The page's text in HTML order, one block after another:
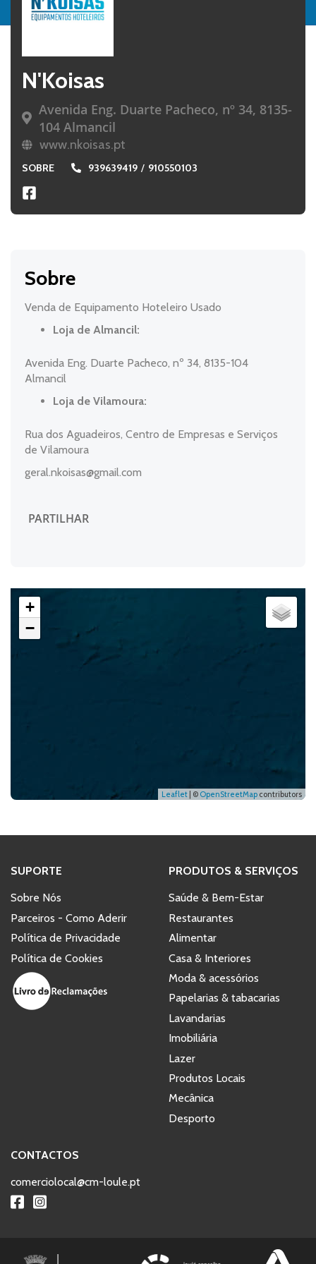
N'Koisas
Avenida Eng. Duarte Pacheco, nº 34, 8135-
104 Almancil
www.nkoisas.pt
SOBRE 939639419 / 910550103
Sobre
Venda de Equipamento Hoteleiro Usado
Loja de Almancil:
Avenida Eng. Duarte Pacheco, nº 34, 8135-104
Almancil
Loja de Vilamoura:
Rua dos Aguadeiros, Centro de Empresas e Serviços
de Vilamoura
geral.nkoisas@gmail.com
PARTILHAR
+
−
Leaflet | © OpenStreetMap contributors
SUPORTE
Sobre Nós
Parceiros - Como Aderir
Política de Privacidade
Política de Cookies
PRODUTOS & SERVIÇOS
Saúde & Bem-Estar
Restaurantes
Alimentar
Casa & Interiores
Moda & acessórios
Papelarias & tabacarias
Lavandarias
Imobiliária
Lazer
Produtos Locais
Mecânica
Desporto
CONTACTOS
comerciolocal@cm-loule.pt